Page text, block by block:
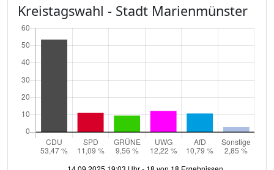
Kreistagswahl - Stadt Marienmünster